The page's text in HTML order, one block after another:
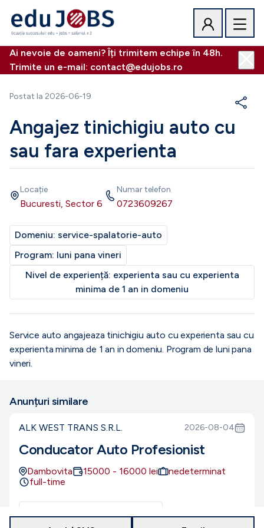
Ai nevoie de oameni? Îți trimitem echipe în 48h.
Trimite un e-mail: contact@edujobs.ro
Postat la 2026-06-19
Angajez tinichigiu auto cu
sau fara experienta
Locație
Bucuresti, Sector 6
Numar telefon
0723609267
Domeniu: service-spalatorie-auto
Program: luni pana vineri
Nivel de experiență: experienta sau cu experienta
minima de 1 an in domeniu
Service auto angajeaza tinichigiu auto cu experienta sau cu
experienta minima de 1 an in domeniu. Program de luni pana
vineri.
Anunțuri similare
ALK WEST TRANS S.R.L. 2026-08-04
Conducator Auto Profesionist
Dambovita 15000 - 16000 lei
nedeterminat
full-time